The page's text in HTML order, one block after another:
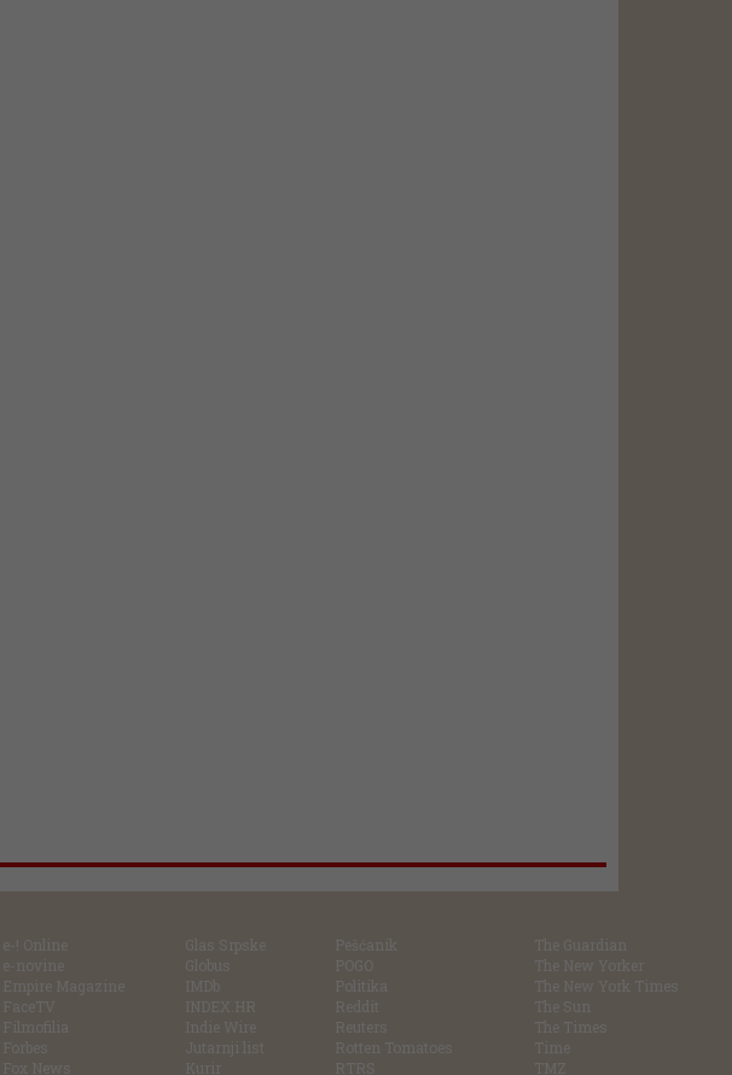
e-! Online
e-novine
Empire Magazine
FaceTV
Filmofilia
Forbes
Fox News
Glas Srpske
Globus
IMDb
INDEX.HR
Indie Wire
Jutarnji list
Kurir
Pešćanik
POGO
Politika
Reddit
Reuters
Rotten Tomatoes
RTRS
The Guardian
The New Yorker
The New York Times
The Sun
The Times
Time
TMZ